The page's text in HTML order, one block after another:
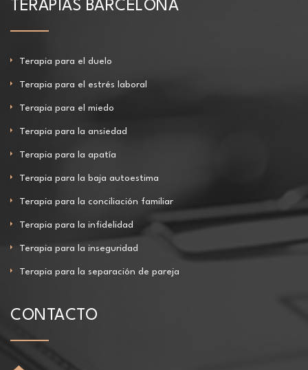
TERAPIAS BARCELONA
Terapia para el duelo
Terapia para el estrés laboral
Terapia para el miedo
Terapia para la ansiedad
Terapia para la apatía
Terapia para la baja autoestima
Terapia para la conciliación familiar
Terapia para la infidelidad
Terapia para la inseguridad
Terapia para la separación de pareja
CONTACTO